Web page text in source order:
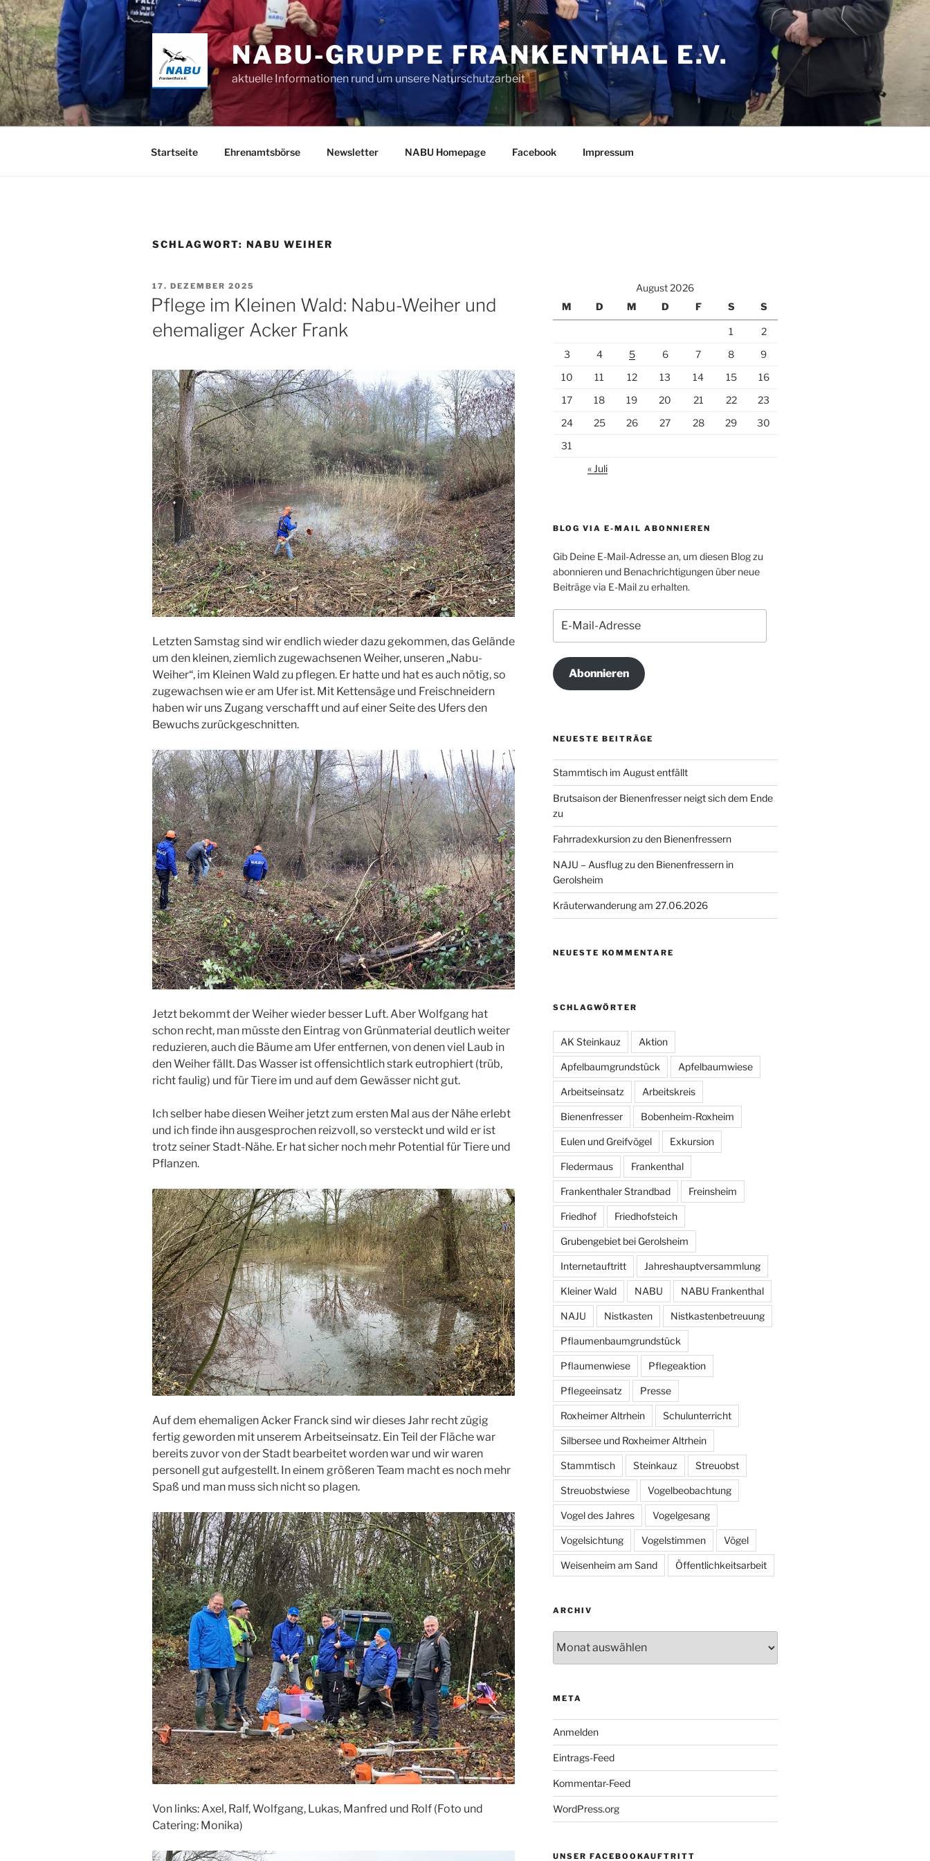
Zum
Inhalt
springen
NABU-GRUPPE FRANKENTHAL E.V.
aktuelle Informationen rund um unsere Naturschutzarbeit
Startseite Ehrenamtsbörse Newsletter NABU Homepage Facebook Impressum
SCHLAGWORT: NABU WEIHER
VERÖFFENTLICHT
AM
17. DEZEMBER 2025
Pflege im Kleinen Wald: Nabu-Weiher und
ehemaliger Acker Frank
Letzten Samstag sind wir endlich wieder dazu gekommen, das Gelände
um den kleinen, ziemlich zugewachsenen Weiher, unseren „Nabu-
Weiher“, im Kleinen Wald zu pflegen. Er hatte und hat es auch nötig, so
zugewachsen wie er am Ufer ist. Mit Kettensäge und Freischneidern
haben wir uns Zugang verschafft und auf einer Seite des Ufers den
Bewuchs zurückgeschnitten.
Jetzt bekommt der Weiher wieder besser Luft. Aber Wolfgang hat
schon recht, man müsste den Eintrag von Grünmaterial deutlich weiter
reduzieren, auch die Bäume am Ufer entfernen, von denen viel Laub in
den Weiher fällt. Das Wasser ist offensichtlich stark eutrophiert (trüb,
richt faulig) und für Tiere im und auf dem Gewässer nicht gut.
Ich selber habe diesen Weiher jetzt zum ersten Mal aus der Nähe erlebt
und ich finde ihn ausgesprochen reizvoll, so versteckt und wild er ist
trotz seiner Stadt-Nähe. Er hat sicher noch mehr Potential für Tiere und
Pflanzen.
Auf dem ehemaligen Acker Franck sind wir dieses Jahr recht zügig
fertig geworden mit unserem Arbeitseinsatz. Ein Teil der Fläche war
bereits zuvor von der Stadt bearbeitet worden war und wir waren
personell gut aufgestellt. In einem größeren Team macht es noch mehr
Spaß und man muss sich nicht so plagen.
Von links: Axel, Ralf, Wolfgang, Lukas, Manfred und Rolf (Foto und
Catering: Monika)
August 2026
M
D M D F S S
1
2
3
4 5 6 7 8
9
10
11 12 13 14 15
16
17
18 19 20 21 22
23
24
25 26 27 28 29
30
31
« Juli
BLOG VIA E-MAIL ABONNIEREN
Gib Deine E-Mail-Adresse an, um diesen Blog zu
abonnieren und Benachrichtigungen über neue
Beiträge via E-Mail zu erhalten.
Mail-
Adresse
Abonnieren
NEUESTE BEITRÄGE
Stammtisch im August entfällt
Brutsaison der Bienenfresser neigt sich dem Ende
zu
Fahrradexkursion zu den Bienenfressern
NAJU – Ausflug zu den Bienenfressern in
Gerolsheim
Kräuterwanderung am 27.06.2026
NEUESTE KOMMENTARE
SCHLAGWÖRTER
AK Steinkauz Aktion
Apfelbaumgrundstück Apfelbaumwiese
Arbeitseinsatz Arbeitskreis
Bienenfresser Bobenheim-Roxheim
Eulen und Greifvögel Exkursion
Fledermaus Frankenthal
Frankenthaler Strandbad Freinsheim
Friedhof Friedhofsteich
Grubengebiet bei Gerolsheim
Internetauftritt Jahreshauptversammlung
Kleiner Wald NABU NABU Frankenthal
NAJU Nistkasten Nistkastenbetreuung
Pflaumenbaumgrundstück
Pflaumenwiese Pflegeaktion
Pflegeeinsatz Presse
Roxheimer Altrhein Schulunterricht
Silbersee und Roxheimer Altrhein
Stammtisch Steinkauz Streuobst
Streuobstwiese Vogelbeobachtung
Vogel des Jahres Vogelgesang
Vogelsichtung Vogelstimmen Vögel
Weisenheim am Sand Öffentlichkeitsarbeit
ARCHIV
META
Anmelden
Eintrags-Feed
Kommentar-Feed
WordPress.org
UNSER FACEBOOKAUFTRITT